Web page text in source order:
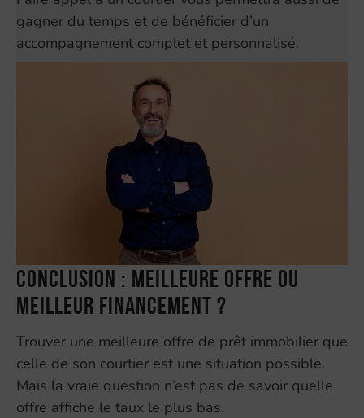
gagner du temps et de bénéficier d’un
accompagnement complet et personnalisé.
Conclusion : meilleure offre ou
meilleur financement ?
Trouver une meilleure offre de prêt immobilier que
celle de son courtier est une situation possible.
Mais la vraie question n’est pas de savoir quelle
offre affiche le taux le plus bas.